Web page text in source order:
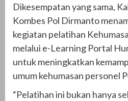
Dikesempatan yang sama,
Kombes Pol Dirmanto
kegiatan pelatihan
melalui e-Learning Portal
untuk meningkatkan
umum kehumasan personel
“Pelatihan ini bukan hanya